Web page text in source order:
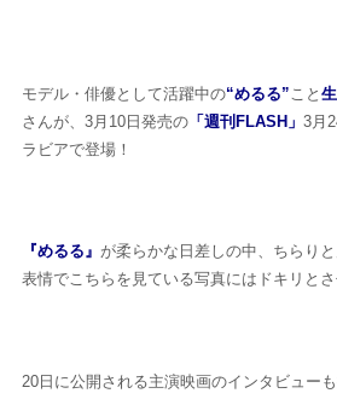
モデル・俳優として活躍中の“めるる” こと
さんが、3月10日発売の「週刊FLASH」 3月
ラビアで登場！
『めるる』 が柔らかな日差しの中、ちらり
表情でこちらを見ている写真にはドキリとさ
20日に公開される主演映画のインタビューも